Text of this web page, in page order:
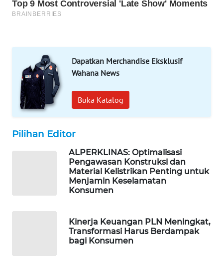
Dapatkan Merchandise Eksklusif
Wahana News
Buka Katalog
Pilihan Editor
ALPERKLINAS: Optimalisasi
Pengawasan Konstruksi dan
Material Kelistrikan Penting untuk
Menjamin Keselamatan
Konsumen
Kinerja Keuangan PLN Meningkat,
Transformasi Harus Berdampak
bagi Konsumen
WAHANA
HEALTH
WISATA
LAPAK
WAHANA
Network
MASYARAKAT